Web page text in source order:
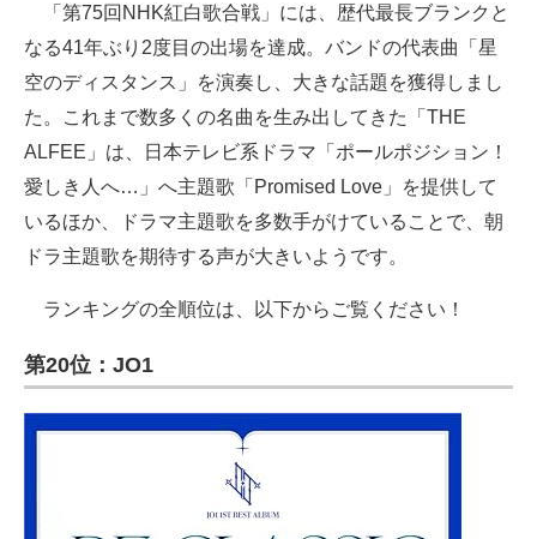
「第75回NHK紅白歌合戦」には、歴代最長ブランクと
なる41年ぶり2度目の出場を達成。バンドの代表曲「星
空のディスタンス」を演奏し、大きな話題を獲得しまし
た。これまで数多くの名曲を生み出してきた「THE
ALFEE」は、日本テレビ系ドラマ「ポールポジション！
愛しき人へ…」へ主題歌「Promised Love」を提供して
いるほか、ドラマ主題歌を多数手がけていることで、朝
ドラ主題歌を期待する声が大きいようです。
ランキングの全順位は、以下からご覧ください！
第20位：JO1